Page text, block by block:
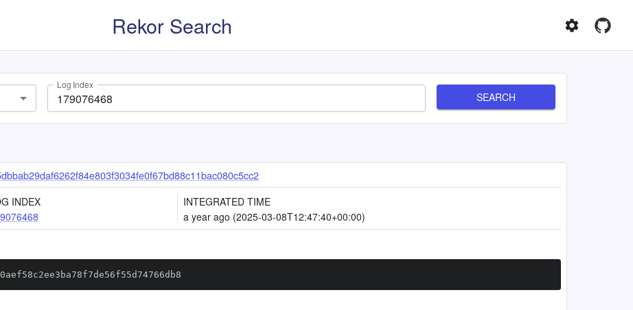
Rekor Search
Log Index
SEARCH
INDEX
INTEGRATED TIME
a year ago (2025-03-08T12:47:40+00:00)